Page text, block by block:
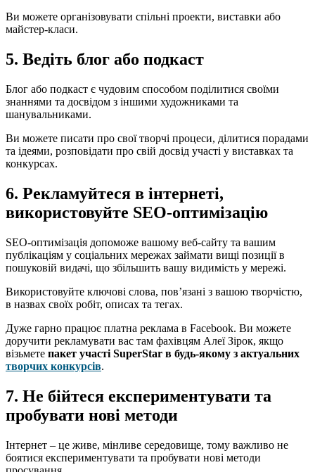
Ви можете організовувати спільні проекти, виставки або
майстер-класи.
5. Ведіть блог або подкаст
Блог або подкаст є чудовим способом поділитися своїми
знаннями та досвідом з іншими художниками та
шанувальниками.
Ви можете писати про свої творчі процеси, ділитися порадами
та ідеями, розповідати про свій досвід участі у виставках та
конкурсах.
6. Рекламуйтеся в інтернеті,
використовуйте SEO-оптимізацію
SEO-оптимізація допоможе вашому веб-сайту та вашим
публікаціям у соціальних мережах займати вищі позиції в
пошуковій видачі, що збільшить вашу видимість у мережі.
Використовуйте ключові слова, пов’язані з вашою творчістю,
в назвах своїх робіт, описах та тегах.
Дуже гарно працює платна реклама в Facebook. Ви можете
доручити рекламувати вас там фахівцям Алеї Зірок, якщо
візьмете пакет участі SuperStar в будь-якому з актуальних
творчих конкурсів.
7. Не бійтеся експериментувати та
пробувати нові методи
Інтернет – це живе, мінливе середовище, тому важливо не
боятися експериментувати та пробувати нові методи